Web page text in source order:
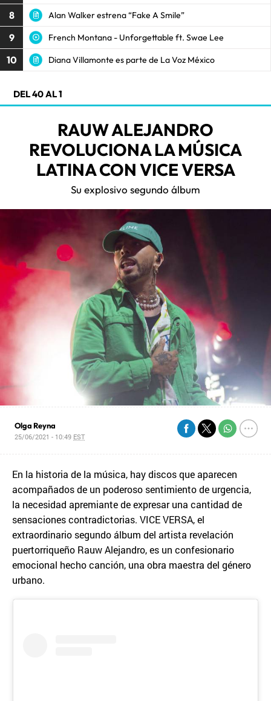
8 Alan Walker estrena “Fake A Smile”
9 French Montana - Unforgettable ft. Swae Lee
10 Diana Villamonte es parte de La Voz México
DEL 40 AL 1
RAUW ALEJANDRO
REVOLUCIONA LA MÚSICA
LATINA CON VICE VERSA
Su explosivo segundo álbum
Olga Reyna
25/06/2021 - 10:49 EST
En la historia de la música, hay discos que aparecen
acompañados de un poderoso sentimiento de urgencia,
la necesidad apremiante de expresar una cantidad de
sensaciones contradictorias. VICE VERSA, el
extraordinario segundo álbum del artista revelación
puertorriqueño Rauw Alejandro, es un confesionario
emocional hecho canción, una obra maestra del género
urbano.